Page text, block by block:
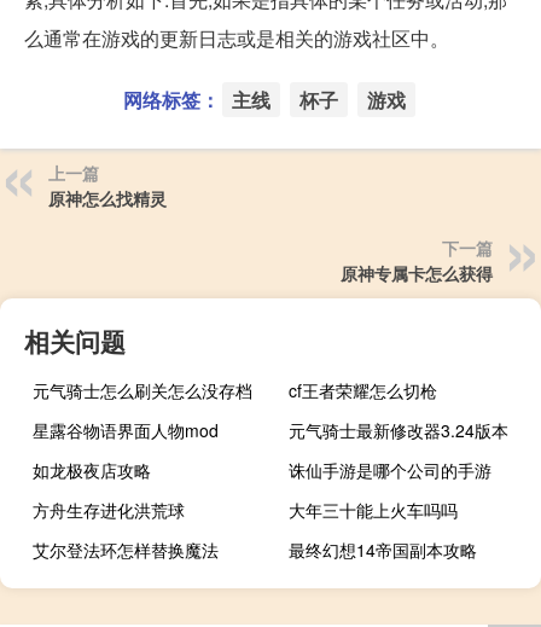
么通常在游戏的更新日志或是相关的游戏社区中。
网络标签： 主线 杯子 游戏
上一篇
原神怎么找精灵
下一篇
原神专属卡怎么获得
相关问题
元气骑士怎么刷关怎么没存档
cf王者荣耀怎么切枪
星露谷物语界面人物mod
元气骑士最新修改器3.24版本
如龙极夜店攻略
诛仙手游是哪个公司的手游
方舟生存进化洪荒球
大年三十能上火车吗吗
艾尔登法环怎样替换魔法
最终幻想14帝国副本攻略